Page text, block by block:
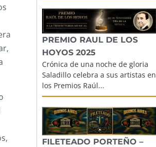
PREMIO RAUL DE LOS
HOYOS 2025
Crónica de una noche de gloria
Saladillo celebra a sus artistas en
los Premios Raúl...
FILETEADO PORTEÑO –